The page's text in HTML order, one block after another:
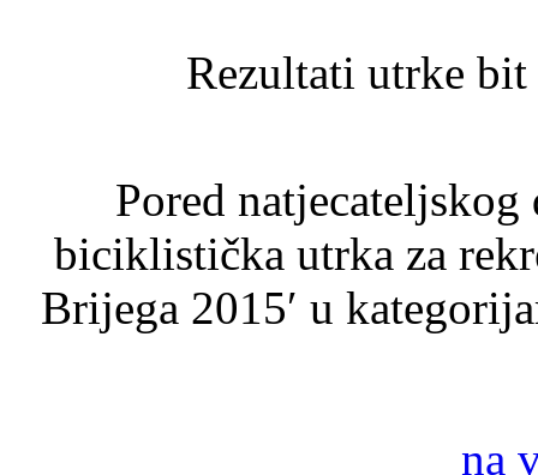
Rezultati utrke
Pored
biciklistička utrka za
Brijega 2015′ u
na